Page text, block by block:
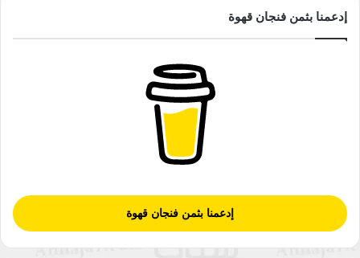
إدعمنا بثمن فنجان قهوة
إدعمنا بثمن فنجان قهوة